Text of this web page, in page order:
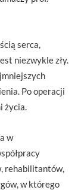
serca,
niezwykle zły.
Po operacji
życia.
w
rehabilitantów,
w którego